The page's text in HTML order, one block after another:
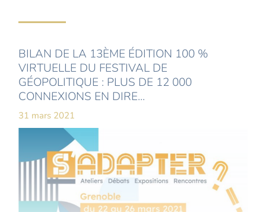
BILAN DE LA 13ÈME ÉDITION 100 %
VIRTUELLE DU FESTIVAL DE
GÉOPOLITIQUE : PLUS DE 12 000
CONNEXIONS EN DIRE...
31 mars 2021